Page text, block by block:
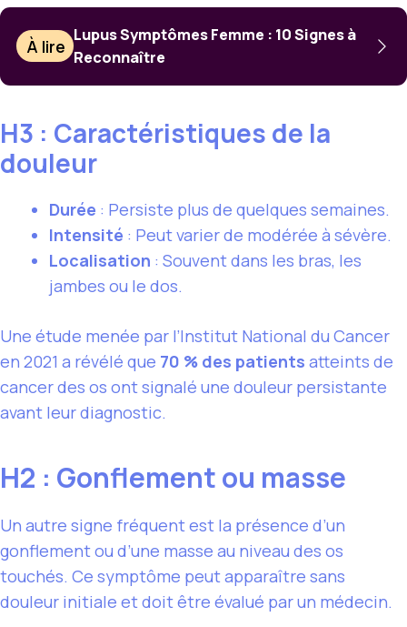
À lire
Lupus Symptômes Femme : 10 Signes à
Reconnaître
H3 : Caractéristiques de la
douleur
Durée : Persiste plus de quelques semaines.
Intensité : Peut varier de modérée à sévère.
Localisation : Souvent dans les bras, les
jambes ou le dos.
Une étude menée par l’Institut National du Cancer
en 2021 a révélé que 70 % des patients atteints de
cancer des os ont signalé une douleur persistante
avant leur diagnostic.
H2 : Gonflement ou masse
Un autre signe fréquent est la présence d’un
gonflement ou d’une masse au niveau des os
touchés. Ce symptôme peut apparaître sans
douleur initiale et doit être évalué par un médecin.